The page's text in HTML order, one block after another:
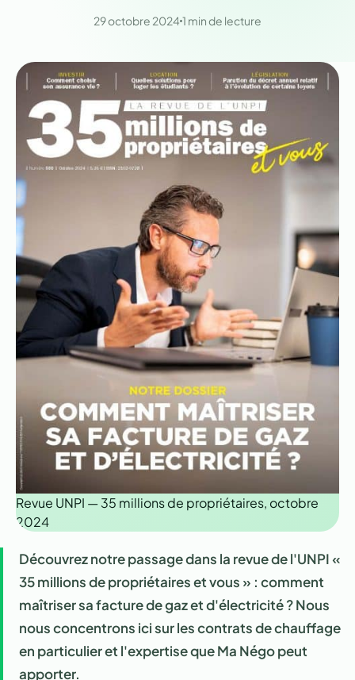
29 octobre 2024 1 min de lecture
Revue UNPI — 35 millions de propriétaires, octobre
2024
Découvrez notre passage dans la revue de l'UNPI «
35 millions de propriétaires et vous » : comment
maîtriser sa facture de gaz et d'électricité ? Nous
nous concentrons ici sur les contrats de chauffage
en particulier et l'expertise que Ma Négo peut
apporter.